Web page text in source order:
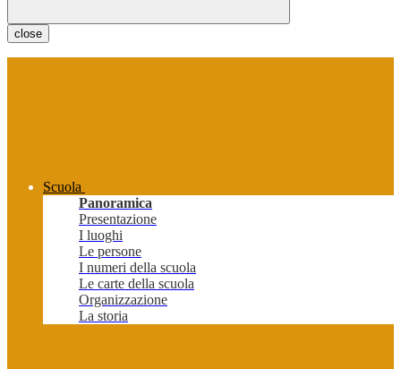
close
Scuola
Panoramica
Presentazione
I luoghi
Le persone
I numeri della scuola
Le carte della scuola
Organizzazione
La storia